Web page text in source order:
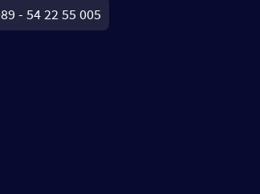
- 54 22 55 005